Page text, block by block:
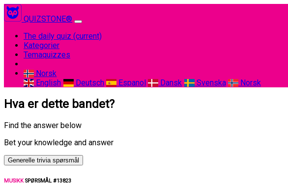
QUIZSTONE®
The daily quiz (current)
Kategorier
Temaquizzes
Norsk
English
Deutsch Espanol Dansk Svenska Norsk
Hva er dette bandet?
Find the answer below
Bet your knowledge and answer
Generelle trivia spørsmål
MUSIKKSPØRSMÅL #13823